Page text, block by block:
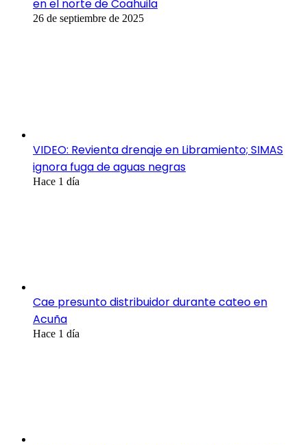
en el norte de Coahuila
26 de septiembre de 2025
VIDEO: Revienta drenaje en Libramiento; SIMAS
ignora fuga de aguas negras
Hace 1 día
Cae presunto distribuidor durante cateo en
Acuña
Hace 1 día